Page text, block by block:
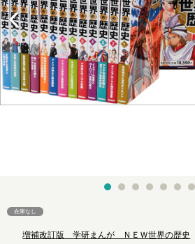
在庫なし
増補改訂版 学研まんが ＮＥＷ世界の歴史